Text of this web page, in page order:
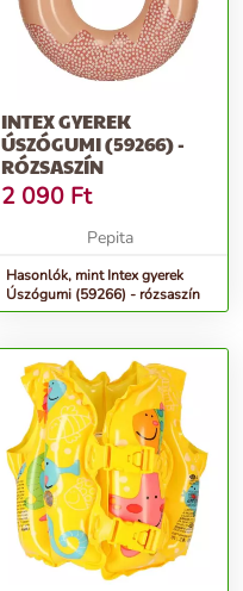
INTEX GYEREK
ÚSZÓGUMI (59266) -
RÓZSASZÍN
2 090 Ft
Pepita
Hasonlók, mint Intex gyerek
Úszógumi (59266) - rózsaszín